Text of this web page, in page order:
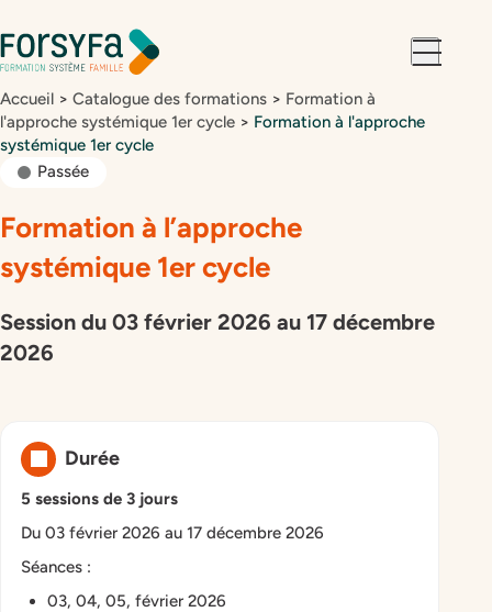
navigation
contenu
Accueil > Catalogue des formations > Formation à
l'approche systémique 1er cycle > Formation à l'approche
systémique 1er cycle
Passée
Formation à l’approche
systémique 1er cycle
Session du 03 février 2026 au 17 décembre
2026
Durée
5 sessions de 3 jours
Du 03 février 2026 au 17 décembre 2026
Séances :
03, 04, 05, février 2026